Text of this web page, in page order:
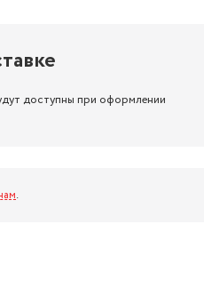
доступны при оформлении
.